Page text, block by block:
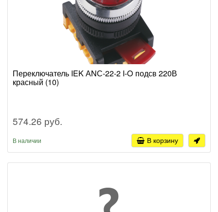
Переключатель IEK АNС-22-2 I-O подсв 220В
красный (10)
574.26 руб.
В наличии В корзину